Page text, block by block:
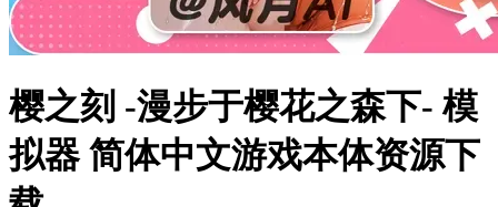
樱之刻 -漫步于樱花之森下- 模
拟器 简体中文游戏本体资源下